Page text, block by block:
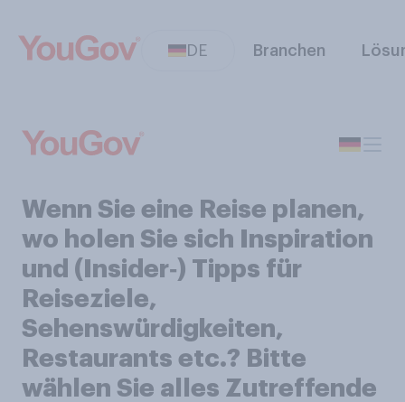
DE Branchen
Wenn Sie eine Reise planen,
wo holen Sie sich Inspiration
und (Insider‑) Tipps für
Reiseziele,
Sehenswürdigkeiten,
Restaurants etc.? Bitte
wählen Sie alles Zutreffende